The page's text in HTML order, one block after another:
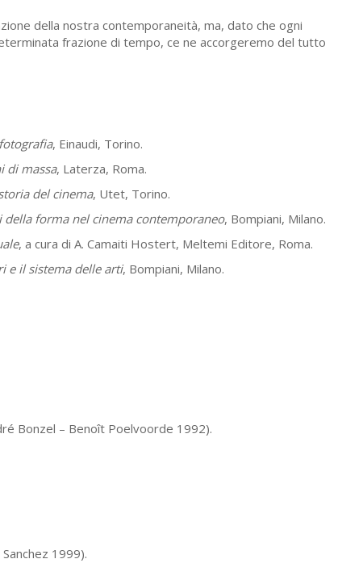
della nostra contemporaneità, ma, dato che ogni
frazione di tempo, ce ne accorgeremo del tutto
, Einaudi, Torino.
di massa, Laterza, Roma.
del cinema, Utet, Torino.
della forma nel cinema contemporaneo, Bompiani, Milano.
, a cura di A. Camaiti Hostert, Meltemi Editore, Roma.
e il sistema delle arti, Bompiani, Milano.
Bonzel – Benoît Poelvoorde 1992).
1999).